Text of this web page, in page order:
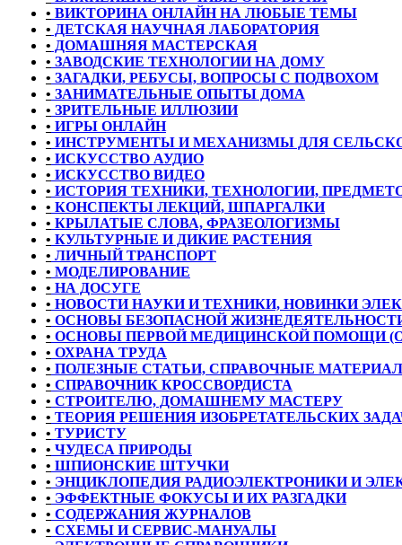
• ВИКТОРИНА ОНЛАЙН НА ЛЮБЫЕ ТЕМЫ
• ДЕТСКАЯ НАУЧНАЯ ЛАБОРАТОРИЯ
• ДОМАШНЯЯ МАСТЕРСКАЯ
• ЗАВОДСКИЕ ТЕХНОЛОГИИ НА ДОМУ
• ЗАГАДКИ, РЕБУСЫ, ВОПРОСЫ С ПОДВОХОМ
• ЗАНИМАТЕЛЬНЫЕ ОПЫТЫ ДОМА
• ЗРИТЕЛЬНЫЕ ИЛЛЮЗИИ
• ИГРЫ ОНЛАЙН
• ИНСТРУМЕНТЫ И МЕХАНИЗМЫ ДЛЯ
• ИСКУССТВО АУДИО
• ИСКУССТВО ВИДЕО
• ИСТОРИЯ ТЕХНИКИ, ТЕХНОЛОГИИ,
• КОНСПЕКТЫ ЛЕКЦИЙ, ШПАРГАЛКИ
• КРЫЛАТЫЕ СЛОВА, ФРАЗЕОЛОГИЗМЫ
• КУЛЬТУРНЫЕ И ДИКИЕ РАСТЕНИЯ
• ЛИЧНЫЙ ТРАНСПОРТ
• МОДЕЛИРОВАНИЕ
• НА ДОСУГЕ
• НОВОСТИ НАУКИ И ТЕХНИКИ, НОВИНКИ
• ОСНОВЫ БЕЗОПАСНОЙ
• ОСНОВЫ ПЕРВОЙ МЕДИЦИНСКОЙ ПОМОЩИ
• ОХРАНА ТРУДА
• ПОЛЕЗНЫЕ СТАТЬИ, СПРАВОЧНЫЕ
• СПРАВОЧНИК КРОССВОРДИСТА
• СТРОИТЕЛЮ, ДОМАШНЕМУ МАСТЕРУ
• ТЕОРИЯ РЕШЕНИЯ ИЗОБРЕТАТЕЛЬСКИХ
• ТУРИСТУ
• ЧУДЕСА ПРИРОДЫ
• ШПИОНСКИЕ ШТУЧКИ
• ЭНЦИКЛОПЕДИЯ РАДИОЭЛЕКТРОНИКИ И
• ЭФФЕКТНЫЕ ФОКУСЫ И ИХ РАЗГАДКИ
• СОДЕРЖАНИЯ ЖУРНАЛОВ
• СХЕМЫ И СЕРВИС-МАНУАЛЫ